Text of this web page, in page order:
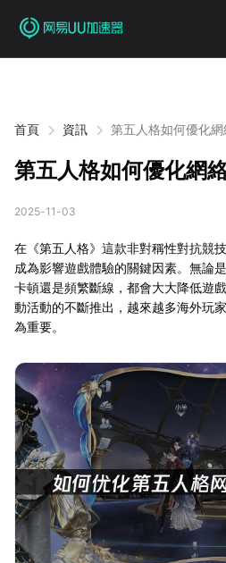
首頁 資訊 第五人格如何優化網
第五人格如何優化網
2025-11-03
在《第五人格》這款非對稱性對抗競
成為影響遊戲體驗的關鍵因素。無論
卡頓還是頻繁斷線，都會大大降低遊
動活動的不斷推出，越來越多海外玩
為重要。